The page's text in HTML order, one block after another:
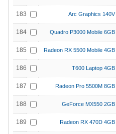
183 Arc Graphics 140V
184 Quadro P3000 Mobile 6GB
185 Radeon RX 5500 Mobile 4GB
186 T600 Laptop 4GB
187 Radeon Pro 5500M 8GB
188 GeForce MX550 2GB
189 Radeon RX 470D 4GB